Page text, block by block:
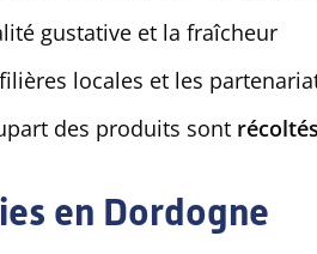
gustative et la fraîcheur
locales et les
des produits sont récoltés
en Dordogne